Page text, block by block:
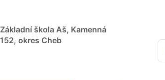
Základní škola Aš, Kamenná
152, okres Cheb